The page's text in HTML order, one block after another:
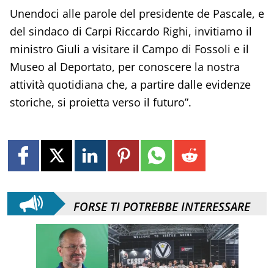
Unendoci alle parole del presidente de Pascale, e
del sindaco di Carpi Riccardo Righi, invitiamo il
ministro Giuli a visitare il Campo di Fossoli e il
Museo al Deportato, per conoscere la nostra
attività quotidiana che, a partire dalle evidenze
storiche, si proietta verso il futuro”.
FORSE TI POTREBBE INTERESSARE